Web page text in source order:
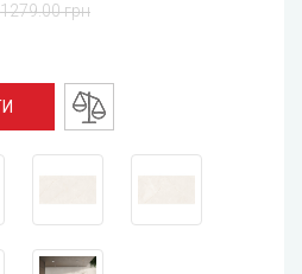
1279.00 грн